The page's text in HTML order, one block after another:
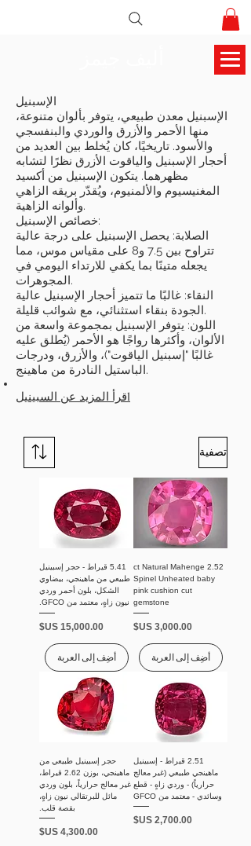
الإسبنيل
الإسبنيل معدن طبيعي، يتوفر بألوان متنوعة،
منها الأحمر والأزرق والوردي والبنفسجي
والأسود. تاريخيًا، كان يُخلط بين العديد من
أحجار الإسبنيل والياقوت الأزرق نظرًا لتشابه
مظهرهما. يتكون الإسبنيل من أكسيد
المغنيسيوم والألمنيوم، ويُقدّر بريقه الزاهي
وألوانه الزاهية.
خصائص الإسبنيل:
الصلابة: يحصل الإسبنيل على درجة عالية
تتراوح بين 7.5 و8 على مقياس موس، مما
يجعله متينًا بما يكفي للارتداء اليومي في
المجوهرات.
النقاء: غالبًا ما تتميز أحجار الإسبنيل عالية
الجودة بنقاء استثنائي، مع شوائب قليلة.
اللون: يتوفر الإسبنيل بمجموعة واسعة من
الألوان، وأكثرها رواجًا هو الأحمر (يُطلق عليه
غالبًا "إسبنيل الياقوت")، والأزرق، ودرجات
الباستيل النادرة من ماهينج.
قرأ المزيد عن السبينيلl
تصفية
2.52 ct Natural Mahenge
Spinel Unheated baby
pink cushion cut
gemstone
السعر
أضِف إلى العربة
5.41 قيراط - حجر إسبينيل
طبيعي من ماهينجي، بيضاوي
الشكل، بلون أحمر وردي
نيون زاهٍ، معتمد من GFCO.
السعر
أضِف إلى العربة
2.51 قيراط - إسبينيل
ماهينجي طبيعي (غير معالج
حرارياً) - وردي زاهٍ - قطع
وسائدي - معتمد من GFCO
السعر
حجر إسبينيل طبيعي من
ماهينجي، بوزن 2.62 قيراط،
غير معالج حرارياً، بلون وردي
مائل للبرتقالي نيون زاهٍ،
بقصة قلب.
السعر